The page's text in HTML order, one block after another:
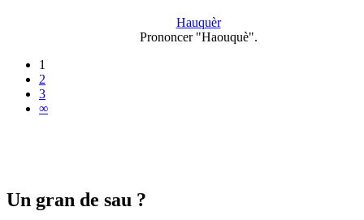
Hauquèr
Prononcer "Haouquè".
1
2
3
∞
Un gran de sau ?